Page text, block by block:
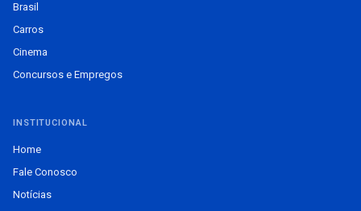
Brasil
Carros
Cinema
Concursos e Empregos
INSTITUCIONAL
Home
Fale Conosco
Notícias